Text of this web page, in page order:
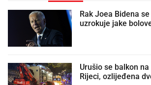
Rak Joea Bidena
uzrokuje jake
Urušio se balkon
Rijeci, ozlijeđena